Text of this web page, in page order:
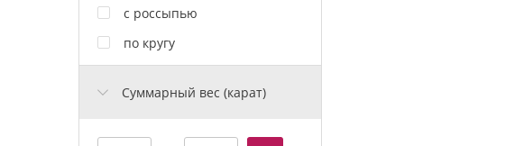
с россыпью
по кругу
Cуммарный вес (карат)